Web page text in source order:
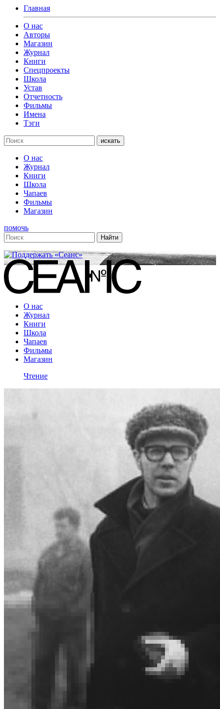
Главная
О нас
Авторы
Магазин
Журнал
Книги
Спецпроекты
Школа
Устав
Отчетность
Фильмы
Имена
Тэги
искать
О нас
Журнал
Книги
Школа
Чапаев
Фильмы
Магазин
помочь
О нас
Журнал
Книги
Школа
Чапаев
Фильмы
Магазин
Чтение